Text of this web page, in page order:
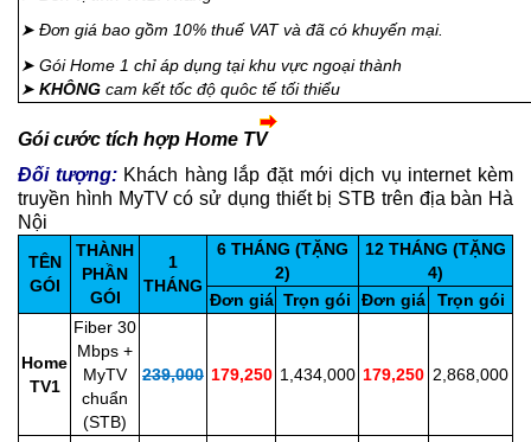
➤ Đơn giá bao gồm 10% thuế VAT và đã có khuyến mại.
➤ Gói Home 1 chỉ áp dụng tại khu vực ngoại thành
➤ KHÔNG cam kết tốc độ quôc tế tối thiểu
Gói cước tích hợp Home TV
Đối tượng: Khách hàng lắp đặt mới dịch vụ internet kèm
truyền hình MyTV có sử dụng thiết bị STB trên địa bàn Hà
Nội
TÊN
GÓI
THÀNH
PHẦN
GÓI
1
THÁNG
6 THÁNG (TẶNG
2)
12 THÁNG (TẶNG
4)
Đơn giá Trọn gói Đơn giá Trọn gói
Home
TV1
Fiber 30
Mbps +
MyTV
chuẩn
(STB)
239,000 179,250 1,434,000 179,250 2,868,000